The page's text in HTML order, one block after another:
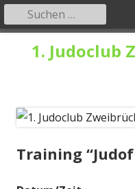
1. Judoclub
Primäres
Menü
Suchen
nach:
Training